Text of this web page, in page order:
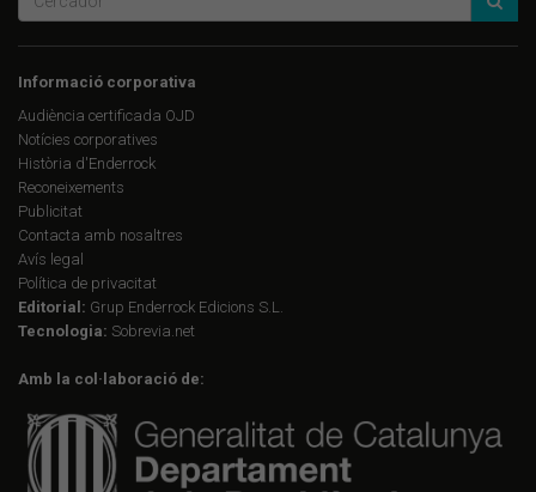
Informació corporativa
Audiència certificada OJD
Notícies corporatives
Història d'Enderrock
Reconeixements
Publicitat
Contacta amb nosaltres
Avís legal
Política de privacitat
Editorial: Grup Enderrock Edicions S.L.
Tecnologia: Sobrevia.net
Amb la col·laboració de: